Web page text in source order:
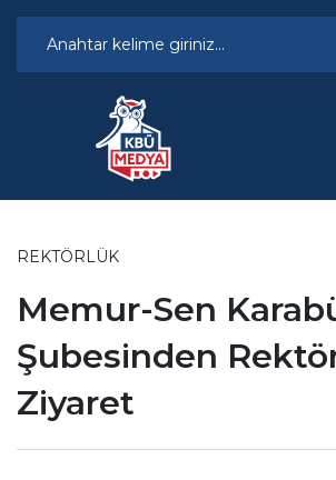
REKTÖRLÜK
Memur-Sen
Şubesinden Rektör
Ziyaret